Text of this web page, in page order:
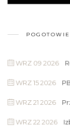
WRZ 09 2026
WRZ 15 2026
WRZ 21 2026
WRZ 22 2026